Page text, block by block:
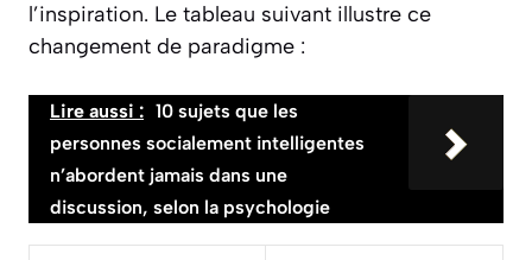
l’inspiration. Le tableau suivant illustre ce
changement de paradigme :
Lire aussi : 10 sujets que les
personnes socialement intelligentes
n’abordent jamais dans une
discussion, selon la psychologie